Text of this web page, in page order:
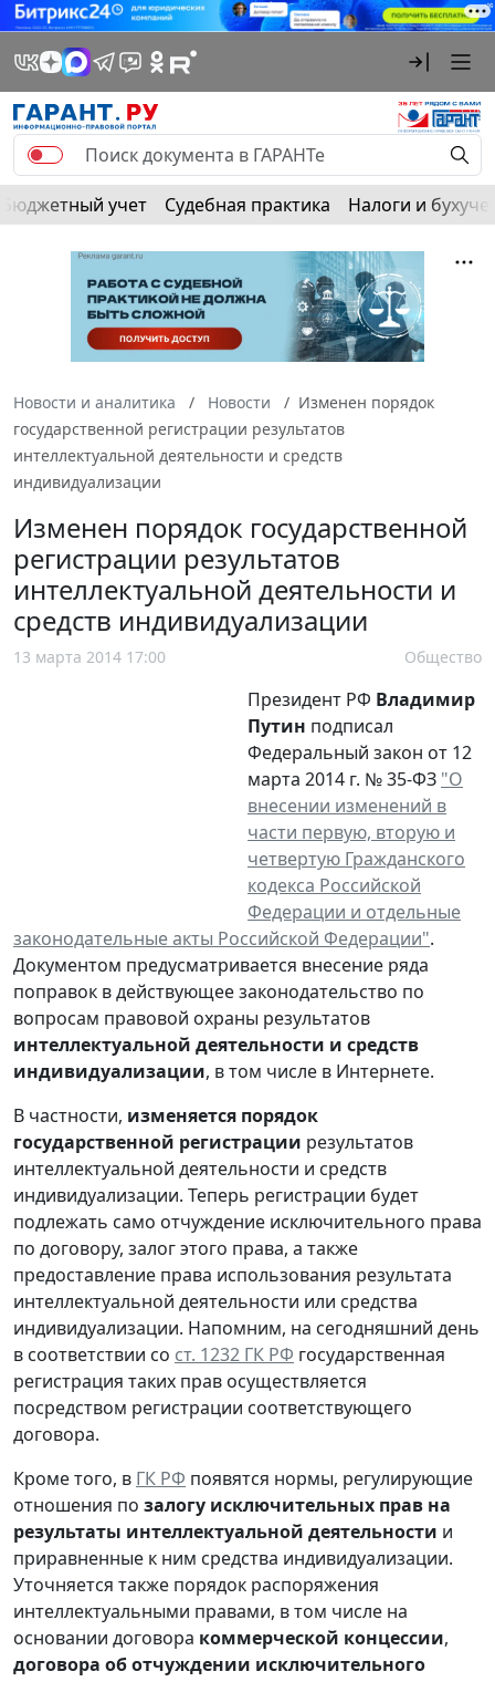
Бюджетный учет Судебная практика Налоги и
Новости и аналитика Новости
Изменен порядок
государственной регистрации результатов
интеллектуальной деятельности и средств
индивидуализации
Изменен порядок государственной
регистрации результатов
интеллектуальной деятельности и
средств индивидуализации
13 марта 2014 17:00 Общество
Президент РФ Владимир
Путин подписал
Федеральный закон от 12
марта 2014 г. № 35-ФЗ "О
внесении изменений в
части первую, вторую и
четвертую Гражданского
кодекса Российской
Федерации и отдельные
законодательные акты Российской Федерации".
Документом предусматривается внесение ряда
поправок в действующее законодательство по
вопросам правовой охраны результатов
интеллектуальной деятельности и средств
индивидуализации, в том числе в Интернете.
В частности, изменяется порядок
государственной регистрации результатов
интеллектуальной деятельности и средств
индивидуализации. Теперь регистрации будет
подлежать само отчуждение исключительного права
по договору, залог этого права, а также
предоставление права использования результата
интеллектуальной деятельности или средства
индивидуализации. Напомним, на сегодняшний день
в соответствии со ст. 1232 ГК РФ государственная
регистрация таких прав осуществляется
посредством регистрации соответствующего
договора.
Кроме того, в ГК РФ появятся нормы, регулирующие
отношения по залогу исключительных прав на
результаты интеллектуальной деятельности и
приравненные к ним средства индивидуализации.
Уточняется также порядок распоряжения
интеллектуальными правами, в том числе на
основании договора коммерческой концессии,
договора об отчуждении исключительного